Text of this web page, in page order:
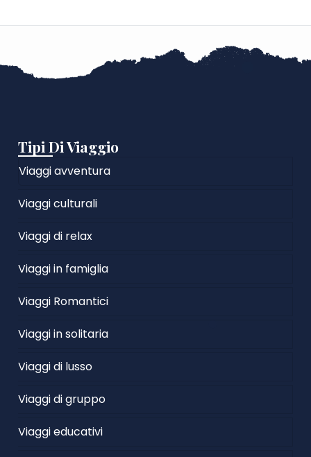
Tipi Di Viaggio
Viaggi avventura
Viaggi culturali
Viaggi di relax
Viaggi in famiglia
Viaggi Romantici
Viaggi in solitaria
Viaggi di lusso
Viaggi di gruppo
Viaggi educativi